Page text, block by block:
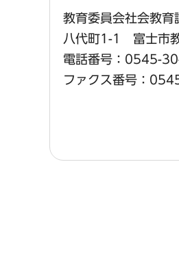
教育委員会社会教育
八代町1-1 富士市
電話番号：0545-
ファクス番号：